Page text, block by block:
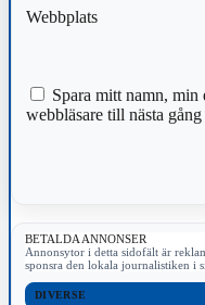
Webbplats
Spara mitt namn, min
webbläsare till nästa
BETALDA ANNONSER
Annonsytor i detta sidofält är
sponsra den lokala journalistiken i
DIVERSE